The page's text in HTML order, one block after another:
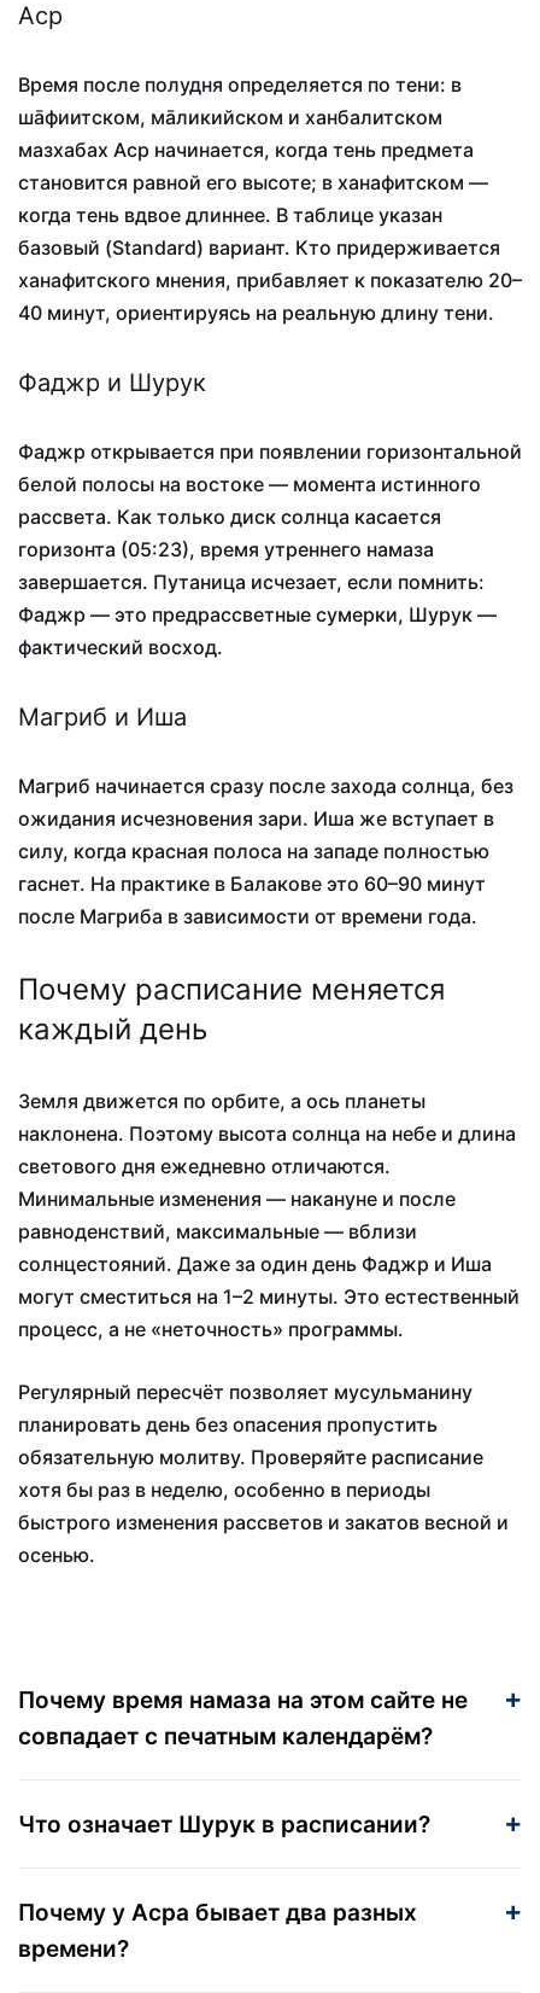
Аср
Время после полудня определяется по тени: в
шāфиитском, мāликийском и ханбалитском
мазхабах Аср начинается, когда тень предмета
становится равной его высоте; в ханафитском —
когда тень вдвое длиннее. В таблице указан
базовый (Standard) вариант. Кто придерживается
ханафитского мнения, прибавляет к показателю 20–
40 минут, ориентируясь на реальную длину тени.
Фаджр и Шурук
Фаджр открывается при появлении горизонтальной
белой полосы на востоке — момента истинного
рассвета. Как только диск солнца касается
горизонта (05:23), время утреннего намаза
завершается. Путаница исчезает, если помнить:
Фаджр — это предрассветные сумерки, Шурук —
фактический восход.
Магриб и Иша
Магриб начинается сразу после захода солнца, без
ожидания исчезновения зари. Иша же вступает в
силу, когда красная полоса на западе полностью
гаснет. На практике в Балаковe это 60–90 минут
после Магриба в зависимости от времени года.
Почему расписание меняется
каждый день
Земля движется по орбите, а ось планеты
наклонена. Поэтому высота солнца на небе и длина
светового дня ежедневно отличаются.
Минимальные изменения — накануне и после
равноденствий, максимальные — вблизи
солнцестояний. Даже за один день Фаджр и Иша
могут сместиться на 1–2 минуты. Это естественный
процесс, а не «неточность» программы.
Регулярный пересчёт позволяет мусульманину
планировать день без опасения пропустить
обязательную молитву. Проверяйте расписание
хотя бы раз в неделю, особенно в периоды
быстрого изменения рассветов и закатов весной и
осенью.
Почему время намаза на этом сайте не
совпадает с печатным календарём?
Что означает Шурук в расписании?
Почему у Асра бывает два разных
времени?